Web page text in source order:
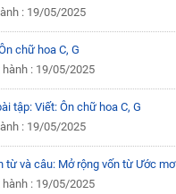
: 19/05/2025
chữ hoa C, G
: 19/05/2025
tập: Viết: Ôn chữ hoa C, G
: 19/05/2025
từ và câu: Mở rộng vốn từ Ước mơ
: 19/05/2025